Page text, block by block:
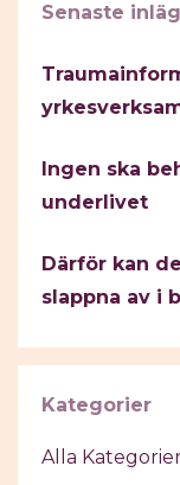
Senaste
Ingen ska
underlivet
Därför kan
slappna av i
Kategorier
Alla